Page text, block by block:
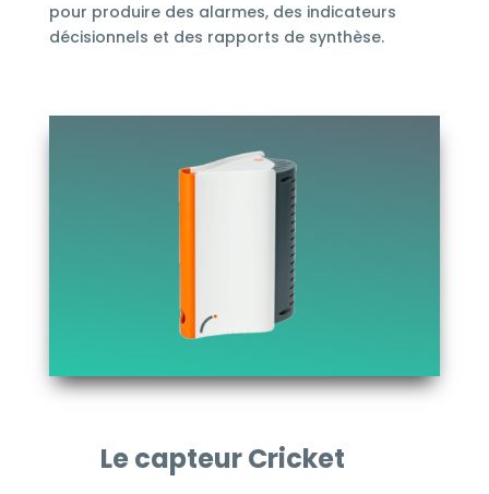
pour produire des alarmes, des indicateurs
décisionnels et des rapports de synthèse.
Le capteur Cricket